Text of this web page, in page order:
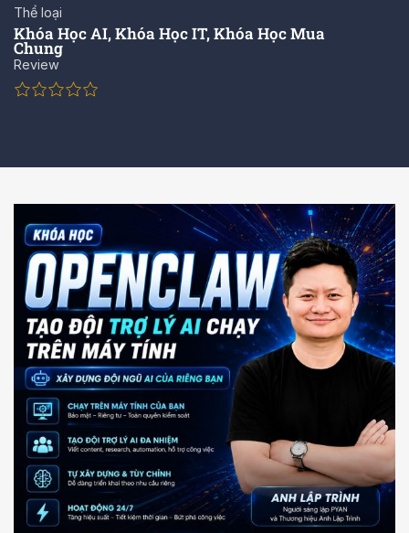
Thể loại
Khóa Học AI,Khóa Học IT,Khóa Học Mua
Chung
Review